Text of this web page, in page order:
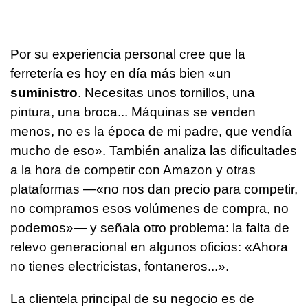
Por su experiencia personal cree que la
ferretería es hoy en día más bien «un
suministro. Necesitas unos tornillos, una
pintura, una broca... Máquinas se venden
menos, no es la época de mi padre, que vendía
mucho de eso». También analiza las dificultades
a la hora de competir con Amazon y otras
plataformas —«no nos dan precio para competir,
no compramos esos volúmenes de compra, no
podemos»— y señala otro problema: la falta de
relevo generacional en algunos oficios: «Ahora
no tienes electricistas, fontaneros...».
La clientela principal de su negocio es de